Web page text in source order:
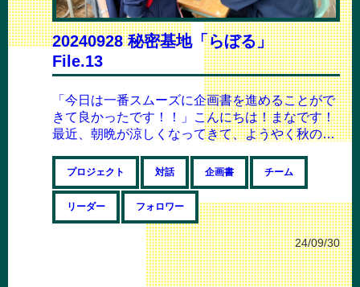
20240928 秘密基地「らぼる」
File.13
「今日は一番スムーズに企画書を進めることがで
きて良かったです！！」こんにちは！まなです！
最近、朝晩が涼しくなってきて、ようやく秋の気
プロジェクト 対話 企画書 チーム
リーダー フォロワー
24/09/30